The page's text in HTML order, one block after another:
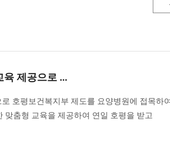
제공으로 ...
호평보건복지부 제도를 요양병원에 접목하
춤형 교육을 제공하여 연일 호평을 받고